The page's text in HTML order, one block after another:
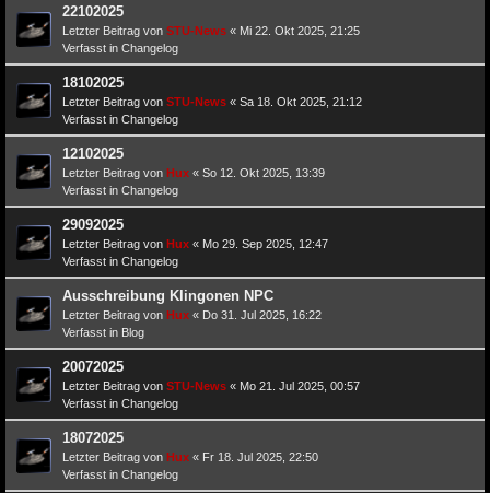
22102025
Letzter Beitrag von STU-News « Mi 22. Okt 2025, 21:25
Verfasst in Changelog
18102025
Letzter Beitrag von STU-News « Sa 18. Okt 2025, 21:12
Verfasst in Changelog
12102025
Letzter Beitrag von Hux « So 12. Okt 2025, 13:39
Verfasst in Changelog
29092025
Letzter Beitrag von Hux « Mo 29. Sep 2025, 12:47
Verfasst in Changelog
Ausschreibung Klingonen NPC
Letzter Beitrag von Hux « Do 31. Jul 2025, 16:22
Verfasst in Blog
20072025
Letzter Beitrag von STU-News « Mo 21. Jul 2025, 00:57
Verfasst in Changelog
18072025
Letzter Beitrag von Hux « Fr 18. Jul 2025, 22:50
Verfasst in Changelog